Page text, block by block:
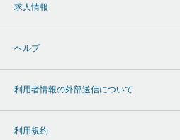
求人情報
ヘルプ
利用者情報の外部送信について
利用規約